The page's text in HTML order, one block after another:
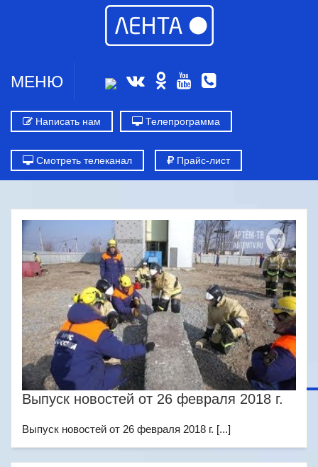
МЕНЮ
Написать нам Телепрограмма
Смотреть телеканал Прайс-лист
Выпуск новостей от 26 февраля 2018 г.
Выпуск новостей от 26 февраля 2018 г. [...]